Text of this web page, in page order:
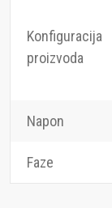
Konfiguracija
proizvoda
Napon
Faze